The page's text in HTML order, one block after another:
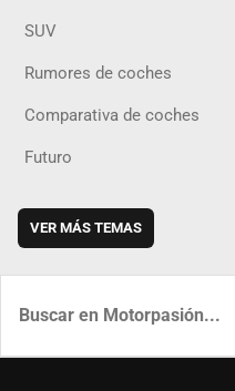
SUV
Rumores de coches
Comparativa de coches
Futuro
VER MÁS TEMAS